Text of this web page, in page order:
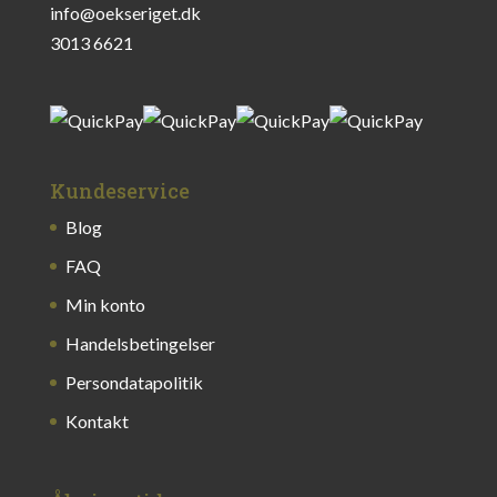
info@oekseriget.dk
3013 6621
Kundeservice
Blog
FAQ
Min konto
Handelsbetingelser
Persondatapolitik
Kontakt